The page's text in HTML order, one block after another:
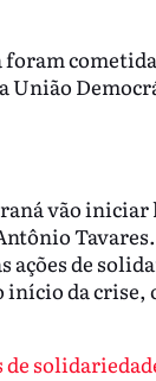
União
vão iniciar
de
da crise,